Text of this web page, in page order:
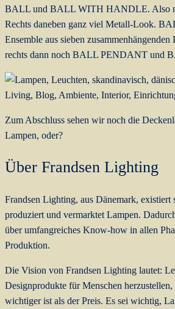
BALL und BALL WITH HANDLE. Also
Rechts daneben ganz viel Metall-Look.
Ensemble aus sieben
rechts dann noch BALL PENDANT und
Zum Abschluss sehen wir noch die
Lampen, oder?
Über Frandsen Lighting
Frandsen Lighting, aus Dänemark, existiert
produziert und vermarktet Lampen.
über umfangreiches Know-how in allen
Produktion.
Die Vision von Frandsen Lighting lautet:
Designprodukte für Menschen herzustellen,
wichtiger ist als der Preis. Es sei wichtig,